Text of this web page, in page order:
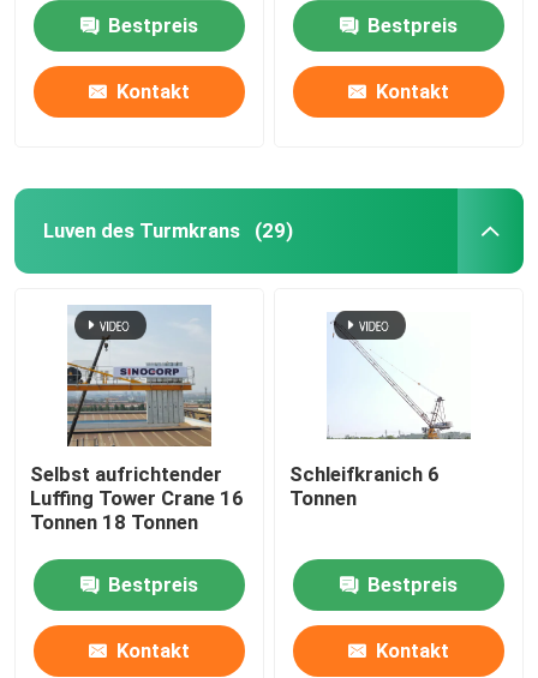
Bestpreis
Kontakt
Bestpreis
Kontakt
Luven des Turmkrans (29)
Selbst aufrichtender
Luffing Tower Crane 16
Tonnen 18 Tonnen
Bestpreis
Kontakt
Schleifkranich 6
Tonnen
Bestpreis
Kontakt